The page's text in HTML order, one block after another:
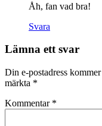
Åh, fan vad bra!
Svara
Lämna ett svar
Din e-postadress
märkta *
Kommentar *